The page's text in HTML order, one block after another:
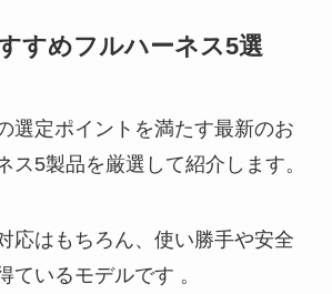
すめフルハーネス5選
選定ポイントを満たす最新のお
ス5製品を厳選して紹介します。
応はもちろん、使い勝手や安全
ているモデルです 。